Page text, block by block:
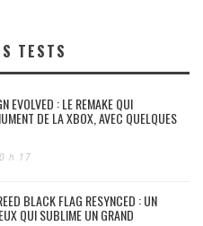
TESTS
EVOLVED : LE REMAKE QUI
DE LA XBOX, AVEC QUELQUES
h 17
BLACK FLAG RESYNCED : UN
QUI SUBLIME UN GRAND